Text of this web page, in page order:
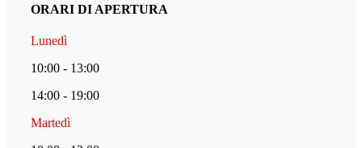
ORARI DI APERTURA
Lunedì
10:00 - 13:00
14:00 - 19:00
Martedì